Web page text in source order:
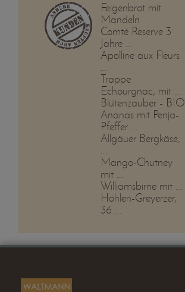
Feigenbrot mit
Mandeln
Comté Reserve 3
Jahre ...
Apolline aux Fleurs
...
Trappe
Echourgnac, mit ...
Blütenzauber - BIO
Ananas mit Penja-
Pfeffer ...
Allgäuer Bergkäse,
...
Mango-Chutney
mit ...
Williamsbirne mit ...
Höhlen-Greyerzer,
36 ...